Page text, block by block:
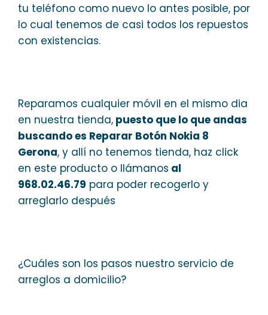
tu teléfono como nuevo lo antes posible, por
lo cual tenemos de casi todos los repuestos
con existencias.
Reparamos cualquier móvil en el mismo dia
en nuestra tienda, puesto que lo que andas
buscando es Reparar Botón Nokia 8
Gerona, y allí no tenemos tienda, haz click
en este producto o llámanos al
968.02.46.79 para poder recogerlo y
arreglarlo después
¿Cuáles son los pasos nuestro servicio de
arreglos a domicilio?